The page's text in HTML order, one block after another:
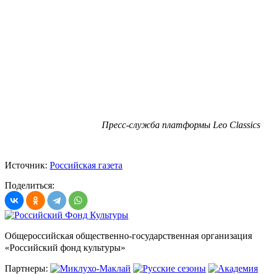
Пресс-служба платформы Leo Classics
Источник: Российская газета
Поделиться:
Общероссийская общественно-государственная организация
«Российский фонд культуры»
Партнеры: